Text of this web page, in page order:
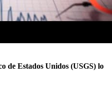
de Estados Unidos (USGS) lo